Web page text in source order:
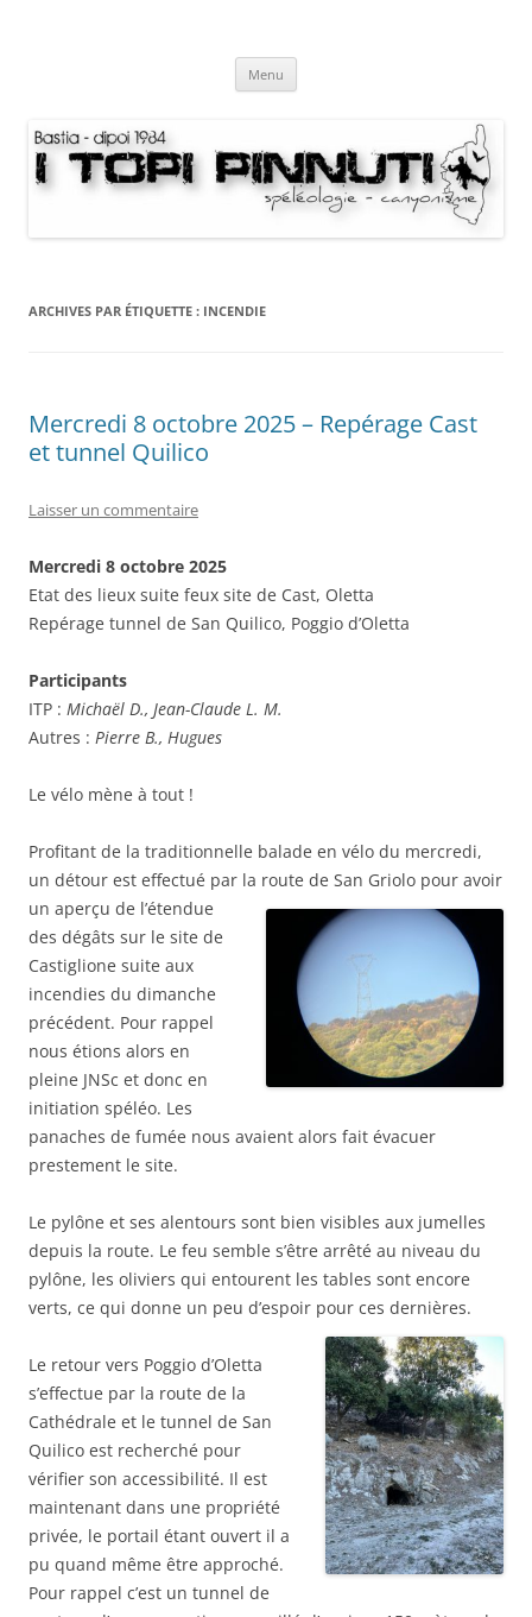
Menu
ARCHIVES PAR ÉTIQUETTE : INCENDIE
Mercredi 8 octobre 2025 – Repérage Cast
et tunnel Quilico
Laisser un commentaire
Mercredi 8 octobre 2025
Etat des lieux suite feux site de Cast, Oletta
Repérage tunnel de San Quilico, Poggio d’Oletta
Participants
ITP : Michaël D., Jean-Claude L. M.
Autres : Pierre B., Hugues
Le vélo mène à tout !
Profitant de la traditionnelle balade en vélo du mercredi,
un détour est effectué par la route de San Griolo pour avoir
un aperçu de l’étendue
des dégâts sur le site de
Castiglione suite aux
incendies du dimanche
précédent. Pour rappel
nous étions alors en
pleine JNSc et donc en
initiation spéléo. Les
panaches de fumée nous avaient alors fait évacuer
prestement le site.
Le pylône et ses alentours sont bien visibles aux jumelles
depuis la route. Le feu semble s’être arrêté au niveau du
pylône, les oliviers qui entourent les tables sont encore
verts, ce qui donne un peu d’espoir pour ces dernières.
Le retour vers Poggio d’Oletta
s’effectue par la route de la
Cathédrale et le tunnel de San
Quilico est recherché pour
vérifier son accessibilité. Il est
maintenant dans une propriété
privée, le portail étant ouvert il a
pu quand même être approché.
Pour rappel c’est un tunnel de